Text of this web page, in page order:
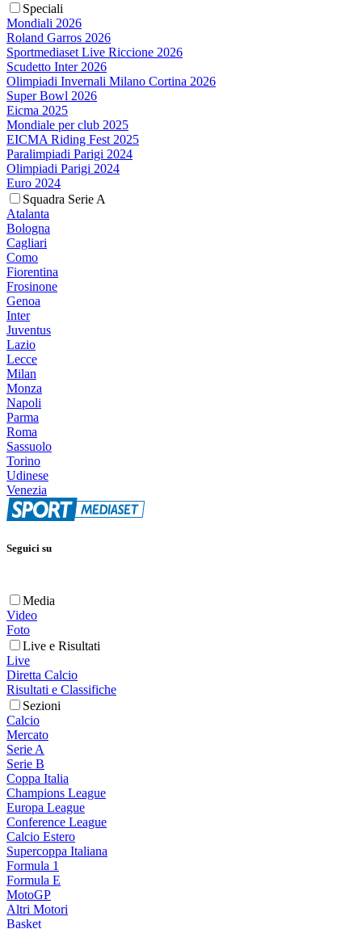
Speciali
Mondiali 2026
Roland Garros 2026
Sportmediaset Live Riccione 2026
Scudetto Inter 2026
Olimpiadi Invernali Milano Cortina 2026
Super Bowl 2026
Eicma 2025
Mondiale per club 2025
EICMA Riding Fest 2025
Paralimpiadi Parigi 2024
Olimpiadi Parigi 2024
Euro 2024
Squadra Serie A
Atalanta
Bologna
Cagliari
Como
Fiorentina
Frosinone
Genoa
Inter
Juventus
Lazio
Lecce
Milan
Monza
Napoli
Parma
Roma
Sassuolo
Torino
Udinese
Venezia
Seguici su
Media
Video
Foto
Live e Risultati
Live
Diretta Calcio
Risultati e Classifiche
Sezioni
Calcio
Mercato
Serie A
Serie B
Coppa Italia
Champions League
Europa League
Conference League
Calcio Estero
Supercoppa Italiana
Formula 1
Formula E
MotoGP
Altri Motori
Basket